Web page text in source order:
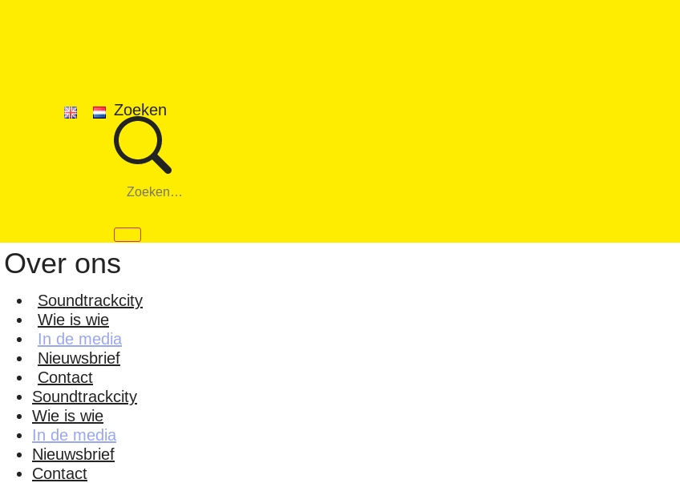
Zoeken
Over ons
Soundtrackcity
Wie is wie
In de media
Nieuwsbrief
Contact
Soundtrackcity
Wie is wie
In de media
Nieuwsbrief
Contact